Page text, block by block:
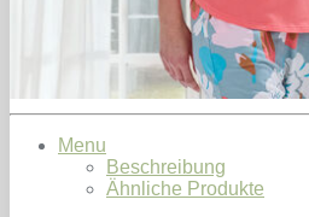
Menu
Beschreibung
Ähnliche Produkte